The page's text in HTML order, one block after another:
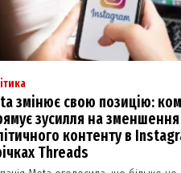
змінює свою позицію:
зусилля на
контенту в
Threads